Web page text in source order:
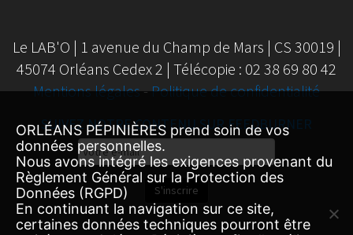
Le LAB'O | 1 avenue du Champ de Mars | CS 30019 |
45074 Orléans Cedex 2 | Télécopie : 02 38 69 80 42
Mentions légales-Politique de confidentialité
SUIVEZ NOTRE CONTENU SUR FEEDBURNER
Email
Subscription
S'inscrire
ORLÉANS PÉPINIÈRES prend soin de vos
données personnelles.
Nous avons intégré les exigences provenant du
Règlement Général sur la Protection des
Données (RGPD)
En continuant la navigation sur ce site,
certaines données techniques pourront être